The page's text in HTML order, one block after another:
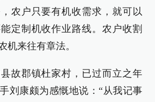
农户只要有机收需求，就可以
定制机收作业路线。农户收割
机来往有章法。
故郡镇杜家村，已过而立之年
刘康颇为感慨地说：“从我记事